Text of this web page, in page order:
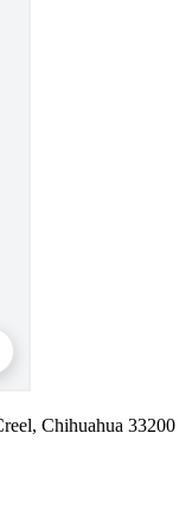
Chihuahua 33200